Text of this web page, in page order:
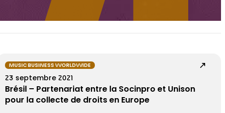
MUSIC BUSINESS WORLDWIDE
23 septembre 2021
Brésil – Partenariat entre la Socinpro et Unison
pour la collecte de droits en Europe